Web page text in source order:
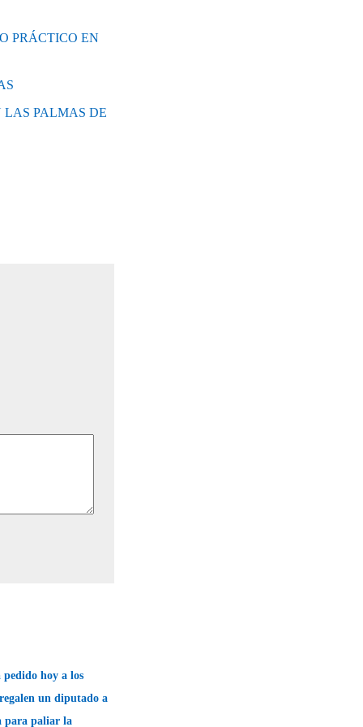
PRÁCTICO EN
LAS PALMAS DE
pedido hoy a los
un diputado a
para paliar la